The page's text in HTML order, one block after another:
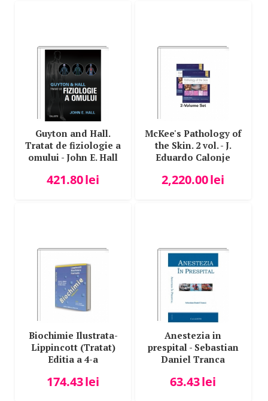
Guyton and Hall.
Tratat de fiziologie a
omului - John E. Hall
421.80lei
McKee's Pathology of
the Skin. 2 vol. - J.
Eduardo Calonje
2,220.00lei
Biochimie Ilustrata-
Lippincott (Tratat)
Editia a 4-a
174.43lei
Anestezia in
prespital - Sebastian
Daniel Tranca
63.43lei